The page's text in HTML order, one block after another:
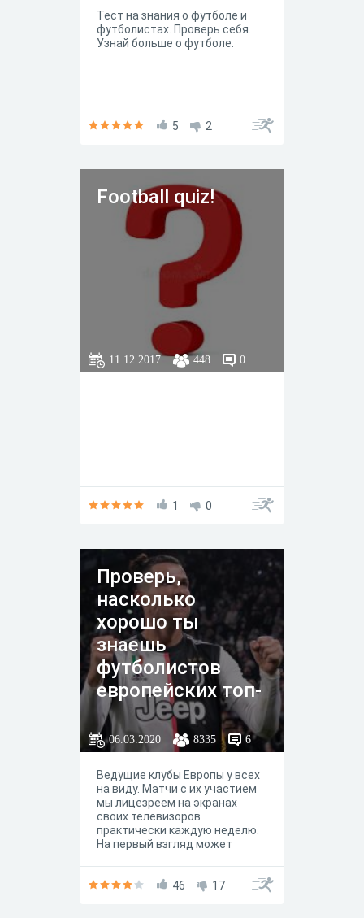
Тест на знания о футболе и
футболистах. Проверь себя.
Узнай больше о футболе.
5 2
Football quiz!
11.12.2017 448 0
1 0
Проверь,
насколько
хорошо ты
знаешь
футболистов
европейских топ-
клубов в лицо
06.03.2020 8335 6
Ведущие клубы Европы у всех
на виду. Матчи с их участием
мы лицезреем на экранах
своих телевизоров
практически каждую неделю.
На первый взгляд может
лицо даже не искушённому
46 17